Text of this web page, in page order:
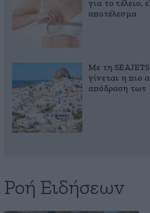
για το τέλειο,
αποτέλεσμα
Με τη
γίνεται η πιο
απόδραση των
Ροή Ειδήσεων